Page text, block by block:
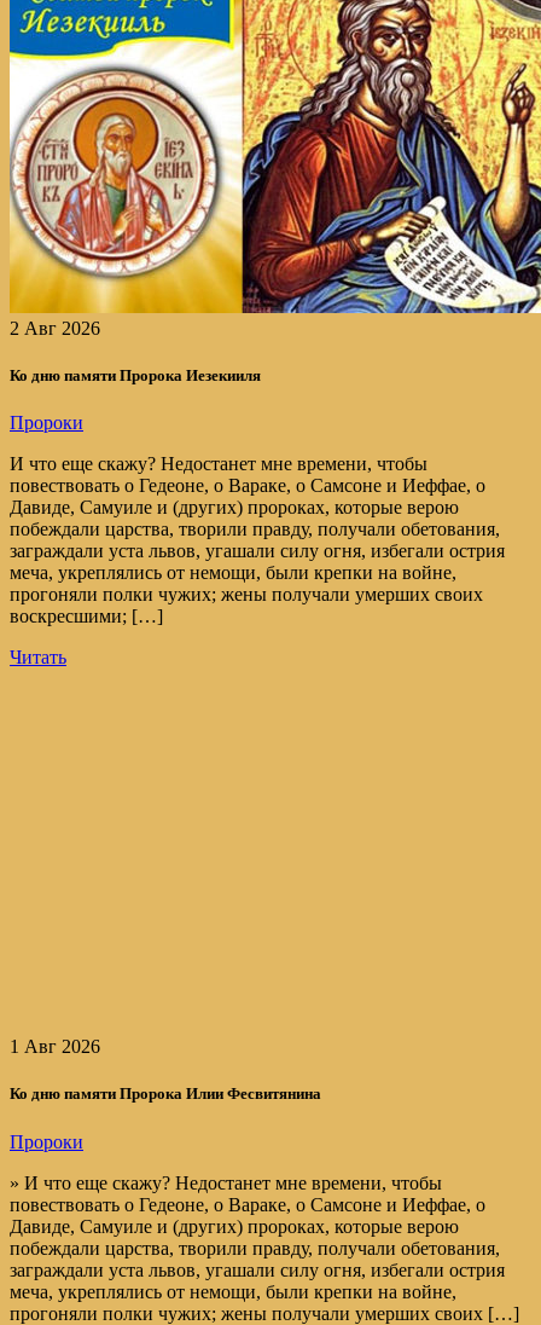
2 Авг 2026
Ко дню памяти Пророка Иезекииля
Пророки
И что еще скажу? Недостанет мне времени, чтобы
повествовать о Гедеоне, о Вараке, о Самсоне и Иеффае, о
Давиде, Самуиле и (других) пророках, которые верою
побеждали царства, творили правду, получали обетования,
заграждали уста львов, угашали силу огня, избегали острия
меча, укреплялись от немощи, были крепки на войне,
прогоняли полки чужих; жены получали умерших своих
воскресшими; […]
Читать
1 Авг 2026
Ко дню памяти Пророка Илии Фесвитянина
Пророки
» И что еще скажу? Недостанет мне времени, чтобы
повествовать о Гедеоне, о Вараке, о Самсоне и Иеффае, о
Давиде, Самуиле и (других) пророках, которые верою
побеждали царства, творили правду, получали обетования,
заграждали уста львов, угашали силу огня, избегали острия
меча, укреплялись от немощи, были крепки на войне,
прогоняли полки чужих; жены получали умерших своих […]